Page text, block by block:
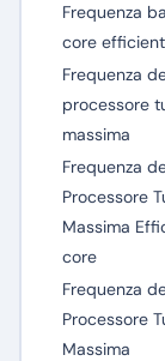
Frequenza
core
Frequenza
processore
massima
Frequenza
Processore
Massima
core
Frequenza
Processore
Massima